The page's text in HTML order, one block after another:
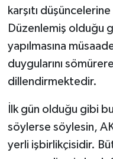
karşıtı
Düzenlemiş olduğu
yapılmasına
duygularını
dillendirmektedir.
İlk gün olduğu gibi
söylerse söylesin,
yerli işbirlikçisidir.